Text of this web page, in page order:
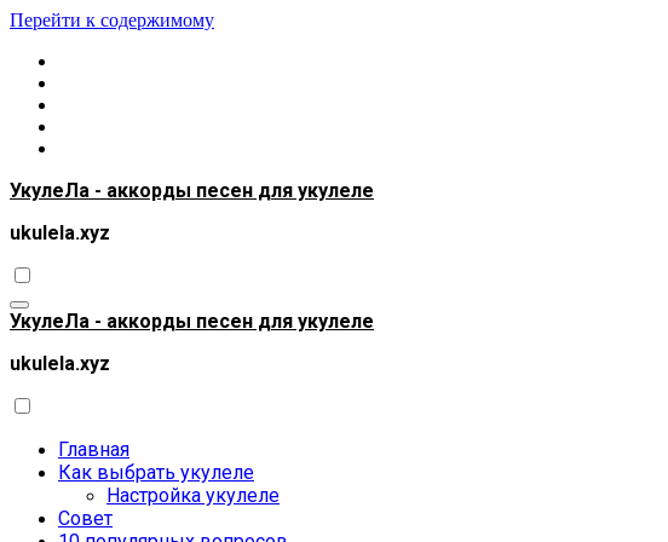
Перейти к содержимому
УкулеЛа - аккорды песен для укулеле
ukulela.xyz
УкулеЛа - аккорды песен для укулеле
ukulela.xyz
Главная
Как выбрать укулеле
Настройка укулеле
Совет